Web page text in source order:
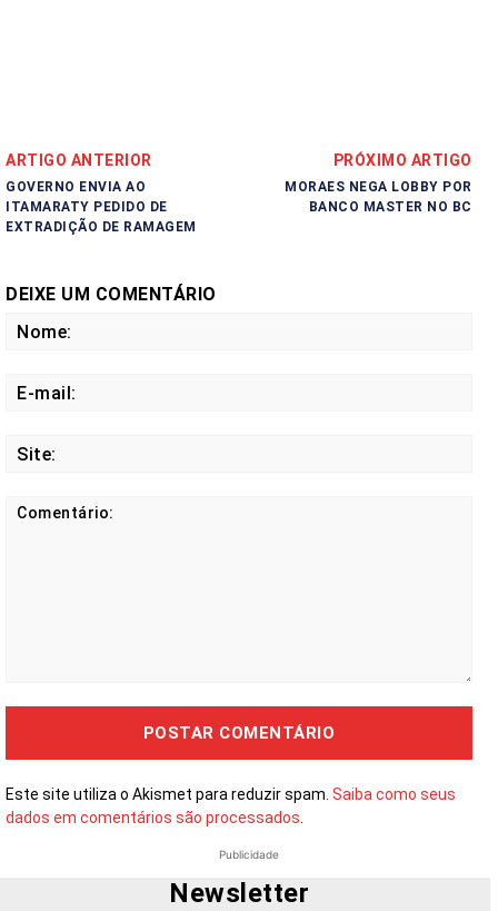
ARTIGO ANTERIOR
GOVERNO ENVIA AO
ITAMARATY PEDIDO DE
EXTRADIÇÃO DE RAMAGEM
PRÓXIMO ARTIGO
MORAES NEGA LOBBY POR
BANCO MASTER NO BC
DEIXE UM COMENTÁRIO
Este site utiliza o Akismet para reduzir spam. Saiba como seus
dados em comentários são processados.
Publicidade
Newsletter